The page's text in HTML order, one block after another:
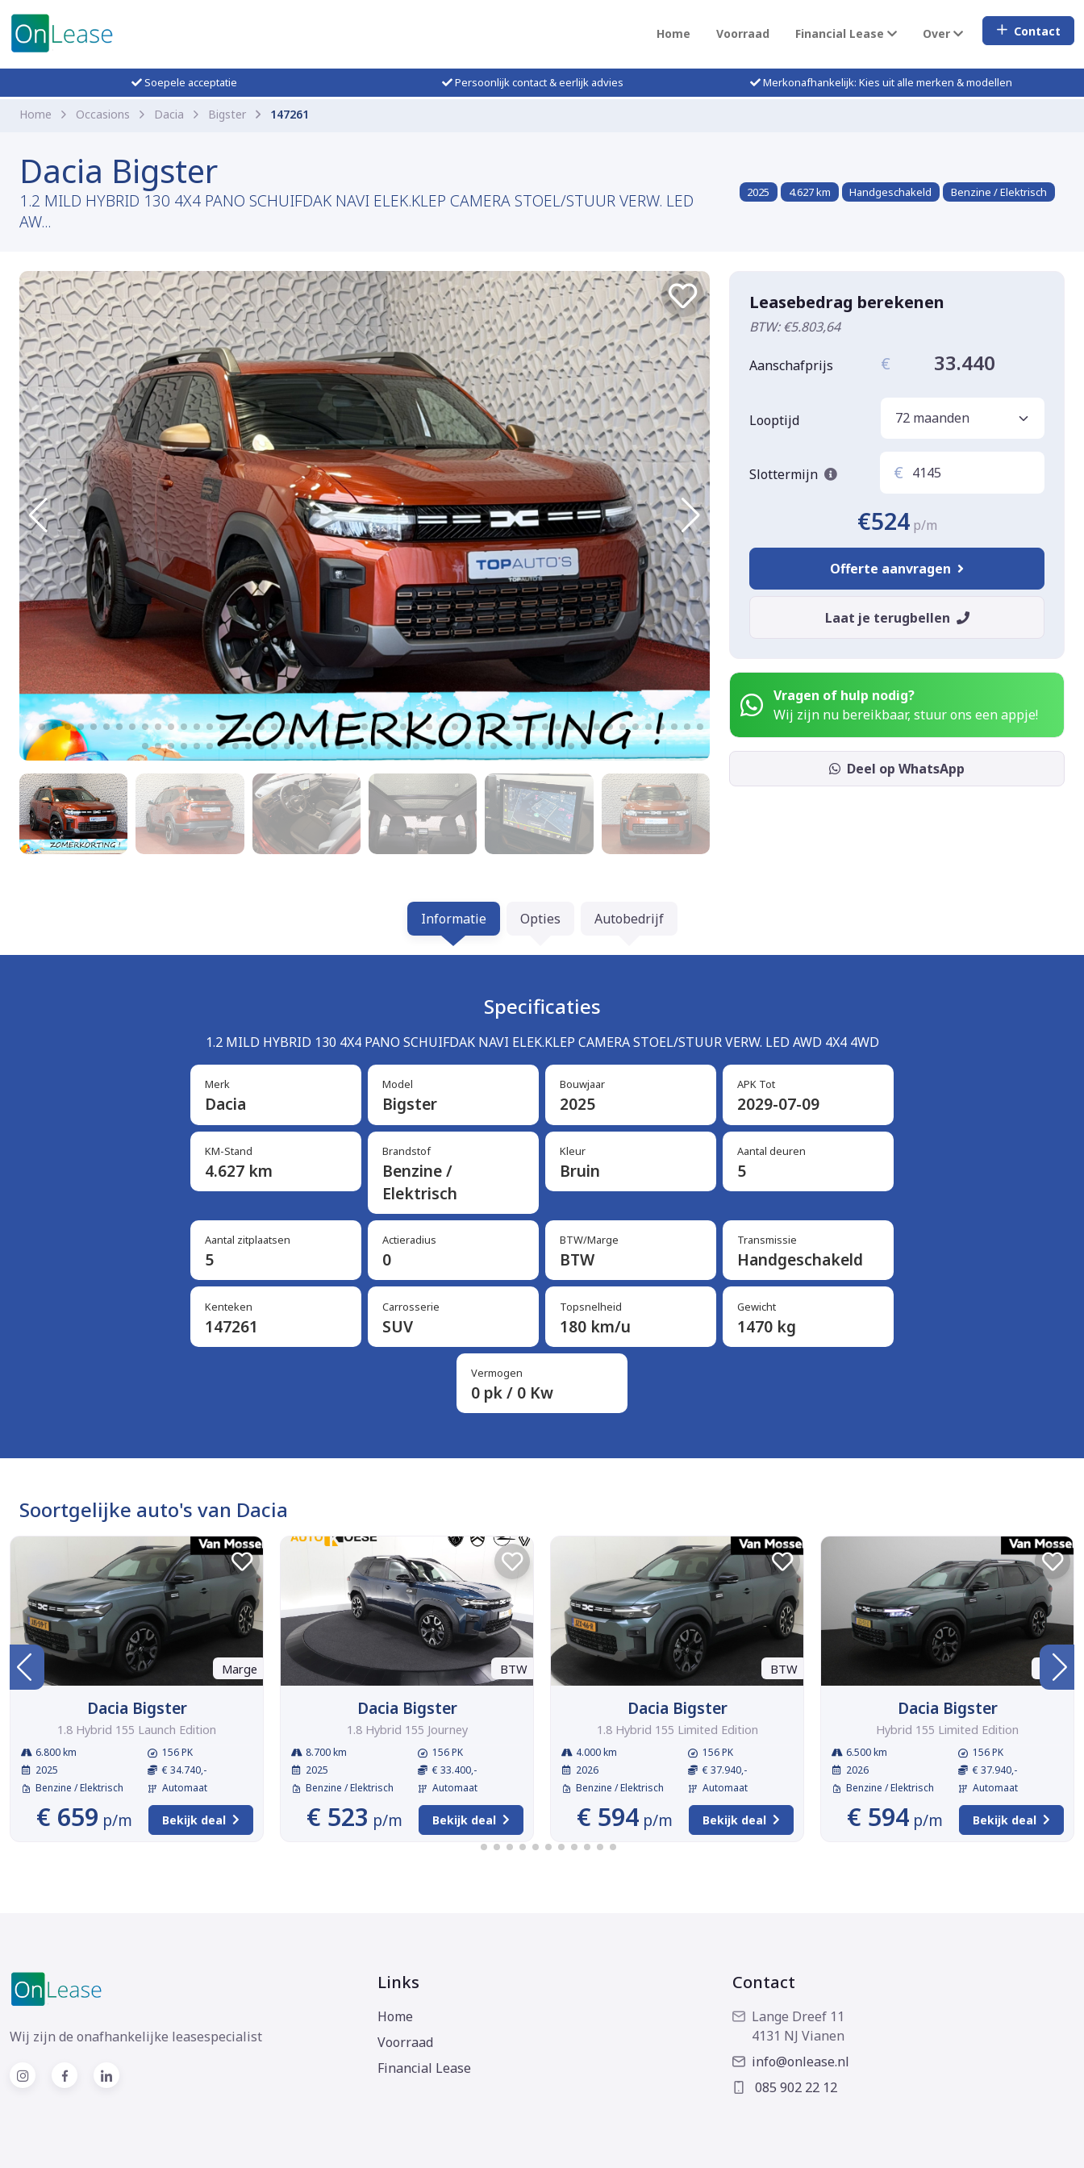
Home Voorraad Financial Lease Over Contact
Soepele acceptatie Persoonlijk contact & eerlijk advies Merkonafhankelijk: Kies uit alle merken & modellen
Home Occasions Dacia Bigster 147261
Dacia Bigster
1.2 MILD HYBRID 130 4X4 PANO SCHUIFDAK NAVI ELEK.KLEP CAMERA STOEL/STUUR VERW. LED
AW...
2025 4.627 km Handgeschakeld Benzine / Elektrisch
Leasebedrag berekenen
BTW: €5.803,64
Aanschafprijs € 33.440
Looptijd
Slottermijn €
€524 p/m
Offerte aanvragen
Laat je terugbellen
Vragen of hulp nodig?
Wij zijn nu bereikbaar, stuur ons een appje!
Deel op WhatsApp
Informatie Opties Autobedrijf
Specificaties
1.2 MILD HYBRID 130 4X4 PANO SCHUIFDAK NAVI ELEK.KLEP CAMERA STOEL/STUUR VERW. LED AWD 4X4 4WD
Merk
Dacia
Model
Bigster
Bouwjaar
2025
APK Tot
2029-07-09
KM-Stand
4.627 km
Brandstof
Benzine /
Elektrisch
Kleur
Bruin
Aantal deuren
5
Aantal zitplaatsen
5
Actieradius
0
BTW/Marge
BTW
Transmissie
Handgeschakeld
Kenteken
147261
Carrosserie
SUV
Topsnelheid
180 km/u
Gewicht
1470 kg
Vermogen
0 pk / 0 Kw
Soortgelijke auto's van Dacia
Marge
Dacia Bigster
1.8 Hybrid 155 Launch Edition
6.800 km
2025
Benzine / Elektrisch
156 PK
€ 34.740,-
Automaat
€ 659 p/m Bekijk deal
BTW
Dacia Bigster
1.8 Hybrid 155 Journey
8.700 km
2025
Benzine / Elektrisch
156 PK
€ 33.400,-
Automaat
€ 523 p/m Bekijk deal
BTW
Dacia Bigster
1.8 Hybrid 155 Limited Edition
4.000 km
2026
Benzine / Elektrisch
156 PK
€ 37.940,-
Automaat
€ 594 p/m Bekijk deal
BTW
Dacia Bigster
Hybrid 155 Limited Edition
6.500 km
2026
Benzine / Elektrisch
156 PK
€ 37.940,-
Automaat
€ 594 p/m Bekijk deal
Wij zijn de onafhankelijke leasespecialist
Links
Home
Voorraad
Financial Lease
Contact
Lange Dreef 11
4131 NJ Vianen
info@onlease.nl
085 902 22 12